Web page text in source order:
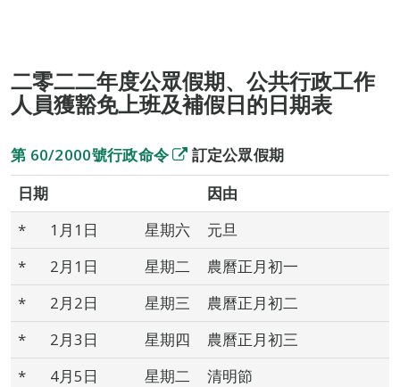
二零二二年度公眾假期、公共行政工作
人員獲豁免上班及補假日的日期表
第 60/2000號行政命令
訂定公眾假期
日期
因由
*
1月1日 星期六
元旦
*
2月1日 星期二
農曆正月初一
*
2月2日 星期三
農曆正月初二
*
2月3日 星期四
農曆正月初三
*
4月5日 星期二
清明節